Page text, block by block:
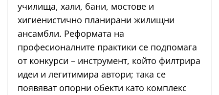
училища, хали, бани, мостове и
хигиенистично планирани жилищни
ансамбли. Реформата на
професионалните практики се подпомага
от конкурси – инструмент, който филтрира
идеи и легитимира автори; така се
появяват опорни обекти като комплекс